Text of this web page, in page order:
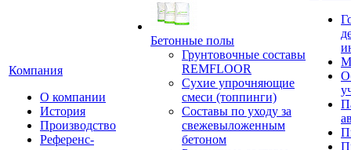
Компания
О компании
История
Производство
Референс-
Бетонные полы
Грунтовочные составы
REMFLOOR
Сухие упрочняющие
смеси (топпинги)
Составы по уходу за
свежевыложенным
бетоном